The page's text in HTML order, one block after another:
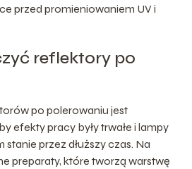
przed promieniowaniem UV i
reflektory po
po polerowaniu jest
efekty pracy były trwałe i lampy
przez dłuższy czas. Na
preparaty, które tworzą warstwę